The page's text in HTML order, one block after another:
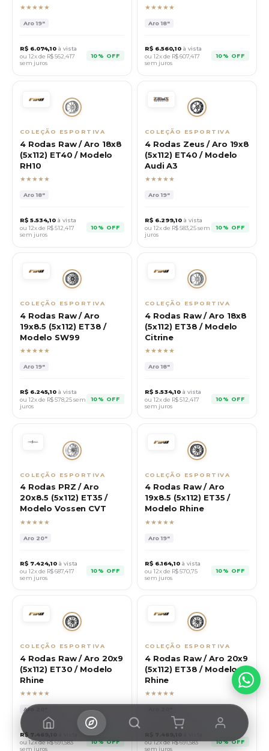
★★★★★
Aro19"
R$ 6.074,10 à vista
ou 12x de R$562,417
sem juros
10% OFF
★★★★★
Aro18"
R$ 6.560,10 à vista
ou 12x de R$607,417
sem juros
10% OFF
COLEÇÃO ESPORTIVA
4 Rodas Raw / Aro 18x8
(5x112) ET40 / Modelo
RH10
★★★★★
Aro18"
R$ 5.534,10 à vista
ou 12x de R$512,417
sem juros
10% OFF
COLEÇÃO ESPORTIVA
4 Rodas Zeus / Aro 19x8
(5x112) ET40 / Modelo
Audi A3
★★★★★
Aro19"
R$ 6.299,10 à vista
ou 12x de R$583,25sem
juros
10% OFF
COLEÇÃO ESPORTIVA
4 Rodas Raw / Aro
19x8.5 (5x112) ET38 /
Modelo SW99
★★★★★
Aro19"
R$ 6.245,10 à vista
ou 12x de R$578,25sem
juros
10% OFF
COLEÇÃO ESPORTIVA
4 Rodas Raw / Aro 18x8
(5x112) ET38 / Modelo
Citrine
★★★★★
Aro18"
R$ 5.534,10 à vista
ou 12x de R$512,417
sem juros
10% OFF
COLEÇÃO ESPORTIVA
4 Rodas PRZ / Aro
20x8.5 (5x112) ET35 /
Modelo Vossen CVT
★★★★★
Aro 20"
R$ 7.424,10 à vista
ou 12x de R$687,417
sem juros
10% OFF
COLEÇÃO ESPORTIVA
4 Rodas Raw / Aro
19x8.5 (5x112) ET35 /
Modelo Rhine
★★★★★
Aro19"
R$ 6.164,10 à vista
ou 12x de R$570,75
sem juros
10% OFF
COLEÇÃO ESPORTIVA
4 Rodas Raw / Aro 20x9
(5x112) ET30 / Modelo
Rhine
★★★★★
Aro
R$ 7.469,10
ou 12x de R$691,583
sem juros
10% OFF
COLEÇÃO ESPORTIVA
4 Rodas Raw / Aro 20x9
(5x112) ET38 / Modelo
Rhine
★★★★★
ou 12x de R$691,583
sem juros
10% OFF